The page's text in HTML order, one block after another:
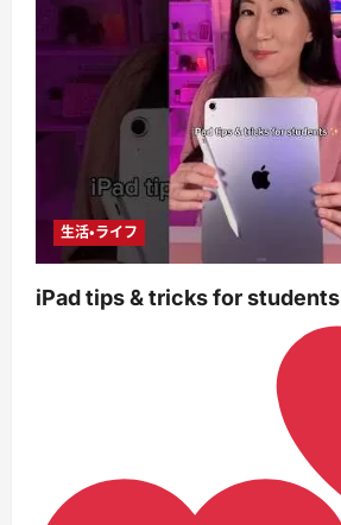
生活・ライフ
iPad tips & tricks for students